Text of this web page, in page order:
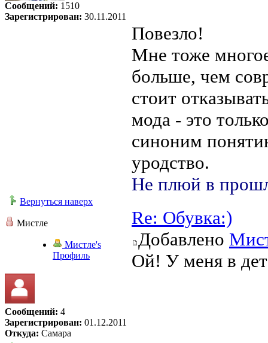
Сообщений: 1510
Зарегистрирован: 30.11.2011
Повезло!
Мне тоже
больше, чем
стоит
мода - это
синоним
уродство.
Не плюй в
Вернуться наверх
Мистле
Мистле's
Профиль
Сообщений: 4
Зарегистрирован: 01.12.2011
Откуда: Самара
Re: Обувка:)
Добавлено
Ой! У меня в